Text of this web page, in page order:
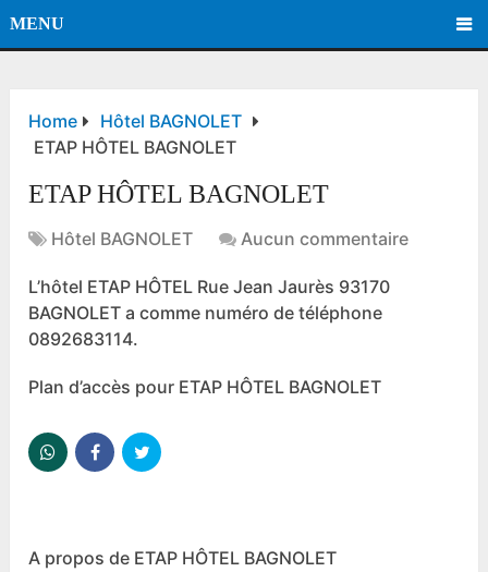
MENU
Home
Hôtel BAGNOLET
ETAP HÔTEL BAGNOLET
ETAP HÔTEL BAGNOLET
Hôtel BAGNOLET Aucun commentaire
L’hôtel ETAP HÔTEL Rue Jean Jaurès 93170
BAGNOLET a comme numéro de téléphone
0892683114.
Plan d’accès pour ETAP HÔTEL BAGNOLET
A propos de ETAP HÔTEL BAGNOLET